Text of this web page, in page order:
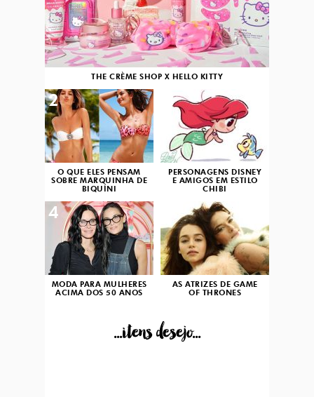
THE CRÈME SHOP X HELLO KITTY
O QUE ELES PENSAM
SOBRE MARQUINHA DE
BIQUÍNI
2
PERSONAGENS DISNEY
E AMIGOS EM ESTILO
CHIBI
3
MODA PARA MULHERES
ACIMA DOS 50 ANOS
4
AS ATRIZES DE GAME
OF THRONES
...itens desejo...